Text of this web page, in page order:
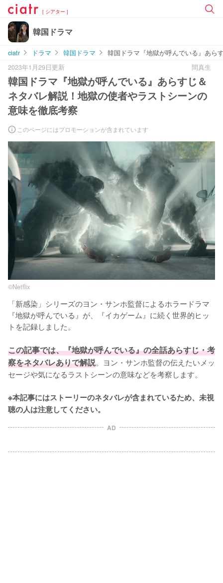
[ シアター ]
韓国ドラマ
ciatr ドラマ 韓国ドラマ
韓国ドラマ『地獄が呼んでいる』あら
2023年1月29日更新
間真生
韓国ドラマ『地獄が呼んでいる』あらすじ＆
ネタバレ解説！地獄の使者やラストシーンの
意味を徹底考察
このページにはプロモーションが含まれています
©︎Netflix
「新感染」シリーズのヨン・サンホ監督によるホラードラマ
『地獄が呼んでいる』が、『イカゲーム』に続く世界的ヒッ
トを記録しました。
この記事では、『地獄が呼んでいる』の全話あらすじ・考
察をネタバレありで解説。ヨン・サンホ監督の伝えたいメッ
セージや気になるラストシーンの意味などを考察します。
※本記事にはストーリーのネタバレが含まれているため、未視
聴の人は注意してください。
AD